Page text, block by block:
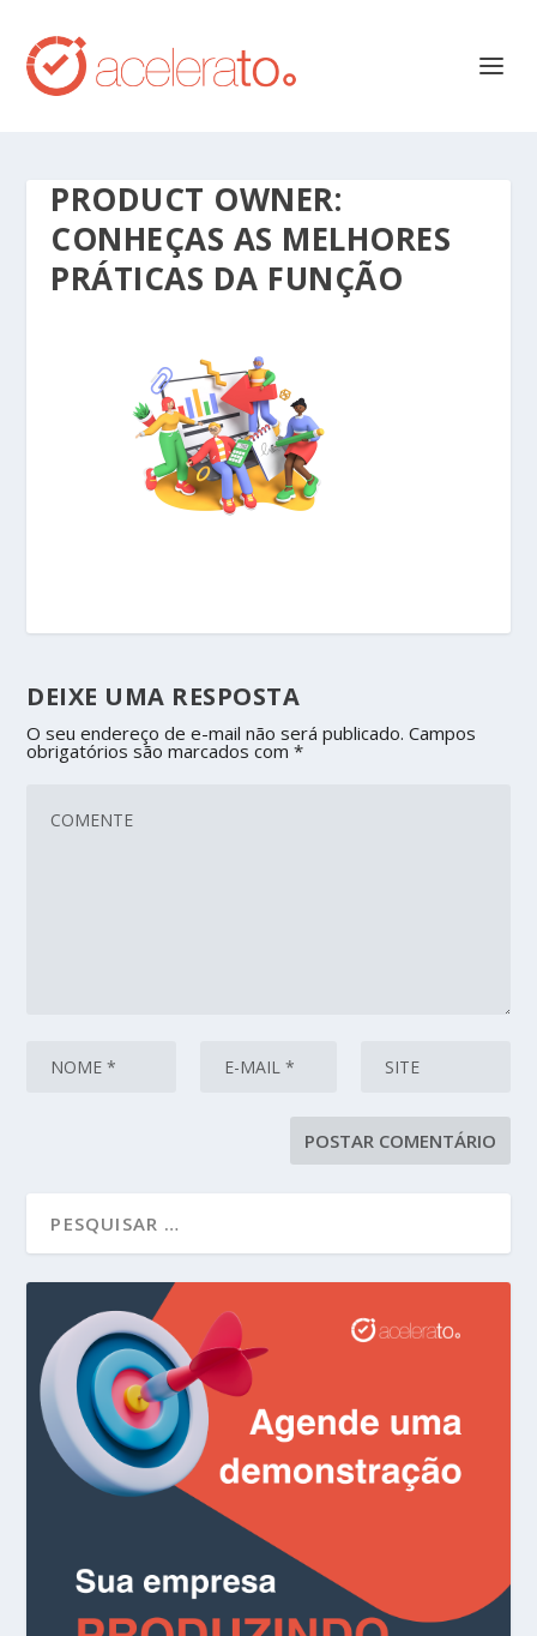
PRODUCT OWNER:
CONHEÇAS AS MELHORES
PRÁTICAS DA FUNÇÃO
DEIXE UMA RESPOSTA
O seu endereço de e-mail não será publicado. Campos
obrigatórios são marcados com*